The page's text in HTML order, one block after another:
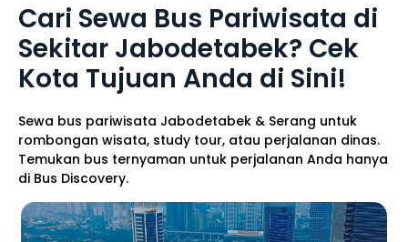
Cari Sewa Bus Pariwisata di
Sekitar Jabodetabek? Cek
Kota Tujuan Anda di Sini!
Sewa bus pariwisata Jabodetabek & Serang untuk
rombongan wisata, study tour, atau perjalanan dinas.
Temukan bus ternyaman untuk perjalanan Anda hanya
di Bus Discovery.